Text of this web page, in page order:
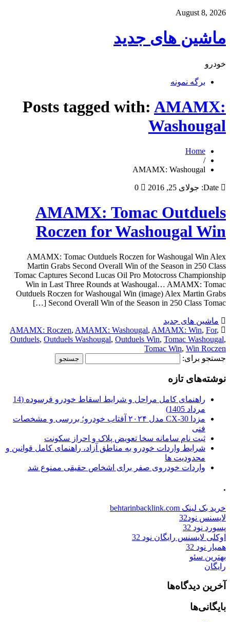
August 8, 2026
ماشین های جدید
خودرو
برگه نمونه
Posts tagged with: AMAMX:
Washougal
Home
/
AMAMX: Washougal
Date: جولای 25, 2016 0
AMAMX: Tomac Outduels
Roczen for Washougal Win
AMAMX: Tomac Outduels Roczen for Washougal Win Alex
Martin Grabs Second Overall Win of the Season in 250 Class
Tomac Captures Second Lucas Oil Pro Motocross Championship
Win in Last Three Rounds at Washougal… AMAMX: Tomac
Outduels Roczen for Washougal Win (image) Alex Martin Grabs
Second Overall Win of the Season in 250 Class Tomac […]
ماشین های جدید
AMAMX: Roczen, AMAMX: Washougal, AMAMX: Win, For,
Outduels, Outduels Washougal, Outduels Win, Tomac Washougal,
Tomac Win, Win Roczen
جستجو برای:
نوشته‌های تازه
راهنمای کامل مراحل و شرایط اسقاط خودرو فرسوده (14
مرداد 1405)
مزدا CX-30 مدل ۲۰۲۴ آفتاب خودرو؛ بررسی و مشخصات
فنی
ثبت نام سامانه سخا تعویض پلاک و احراز سکونت
شرایط واردات خودرو به مناطق آزاد، راهنمای کامل قوانین و
محدودیت ها
واردات خودروی صفر برای اشخاص حقیقی ممنوع شد
.
خرید بک لینک behtarinbacklink.com
لایسنس نود32
پسورد نود 32
اوکلی لایسنس رایگان نود 32
همیار نود 32
بهترین سئو
رایگان
آخرین دیدگاه‌ها
بایگانی‌ها